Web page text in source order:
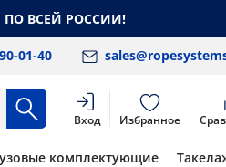
ВСЕЙ РОССИИ!
01-40
Вход Избранное
комплектующие